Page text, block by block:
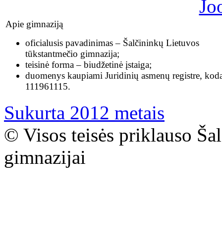
Apie gimnaziją
oficialusis pavadinimas – Šalčininkų Lietuvos
tūkstantmečio gimnazija;
teisinė forma – biudžetinė įstaiga;
duomenys kaupiami Juridinių asmenų registre,
111961115.
Sukurta 2012 metais
© Visos teisės priklauso
gimnazijai